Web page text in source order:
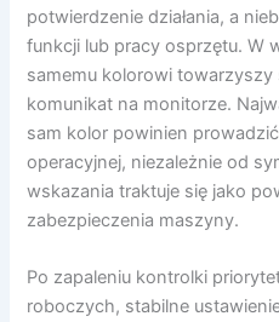
potwierdzenie działania, a
funkcji lub pracy osprzętu. W
samemu kolorowi towarzyszy
komunikat na monitorze.
sam kolor powinien
operacyjnej, niezależnie od
wskazania traktuje się jako
zabezpieczenia maszyny.
Po zapaleniu kontrolki
roboczych, stabilne